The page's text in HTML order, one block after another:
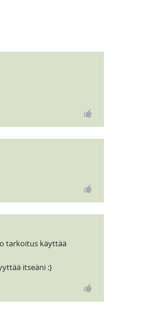
tarkoitus käyttää
itseäni :)